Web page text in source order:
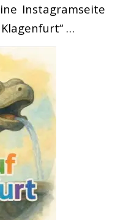
Instagramseite
…